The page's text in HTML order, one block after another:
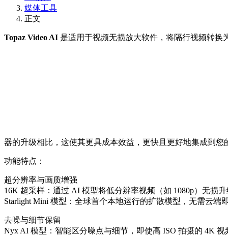
媒体工具
正文
Topaz Video AI 是适用于视频无损放大软件，将隔行视频转
器的升级相比，这使其更具成本效益，更快且更好地集成到您
功能特点：
超分辨率与画质增强
16K 超采样：通过 AI 模型将低分辨率视频（如 1080p）无损
Starlight Mini 模型：全球首个本地运行的扩散模型，无需云
去噪与细节保留
Nyx AI 模型：智能区分噪点与细节，即使高 ISO 拍摄的 4K